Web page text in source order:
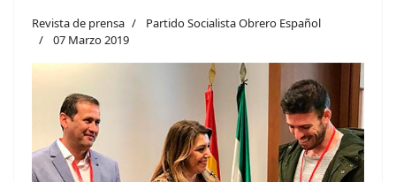
Revista de prensa
Partido Socialista Obrero Español
07 Marzo 2019